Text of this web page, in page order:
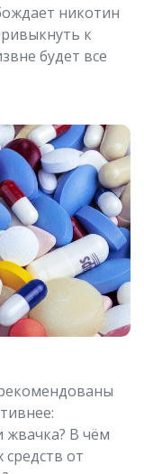
никотин
к
будет все
жвачка? В чём
от